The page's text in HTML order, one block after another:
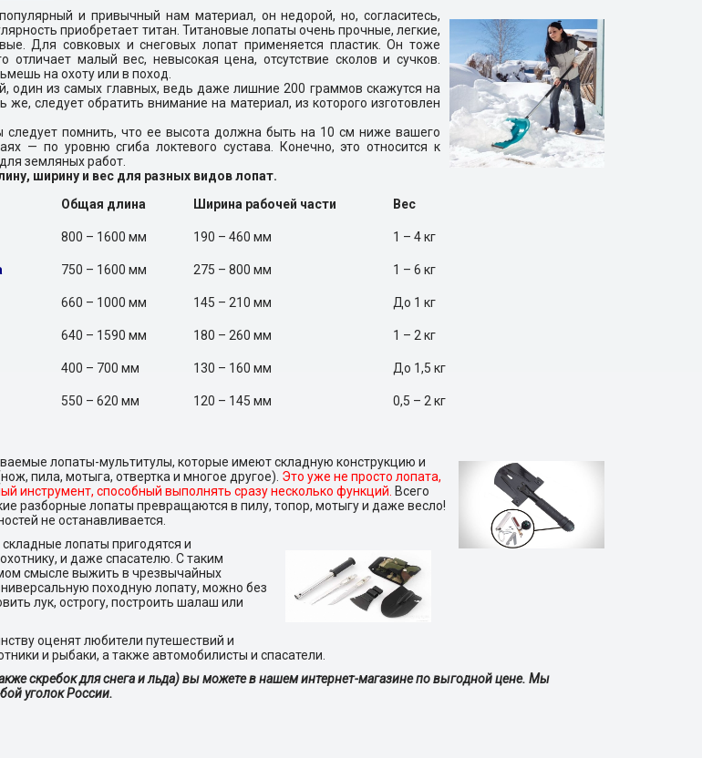
и привычный нам материал, он недорой, но, согласитесь,
приобретает титан. Титановые лопаты очень прочные, легкие,
Для совковых и снеговых лопат применяется пластик. Он тоже
отличает малый вес, невысокая цена, отсутствие сколов и сучков.
на охоту или в поход.
один из самых главных, ведь даже лишние 200 граммов скажутся на
следует обратить внимание на материал, из которого изготовлен
следует помнить, что ее высота должна быть на 10 см ниже вашего
— по уровню сгиба локтевого сустава. Конечно, это относится к
земляных работ.
ширину и вес для разных видов лопат.
Общая длина Ширина рабочей части Вес
800 – 1600 мм 190 – 460 мм 1 – 4 кг
750 – 1600 мм 275 – 800 мм 1 – 6 кг
660 – 1000 мм 145 – 210 мм До 1 кг
640 – 1590 мм 180 – 260 мм 1 – 2 кг
400 – 700 мм 130 – 160 мм До 1,5 кг
550 – 620 мм 120 – 145 мм 0,5 – 2 кг
лопаты-мультитулы, которые имеют складную конструкцию и
пила, мотыга, отвертка и многое другое). Это уже не просто лопата,
инструмент, способный выполнять сразу несколько функций. Всего
разборные лопаты превращаются в пилу, топор, мотыгу и даже весло!
не останавливается.
лопаты пригодятся и
и даже спасателю. С таким
смысле выжить в чрезвычайных
походную лопату, можно без
лук, острогу, построить шалаш или
оценятлюбители путешествий и
и рыбаки, а также автомобилисты и спасатели.
скребок для снега и льда) вы можете в нашем интернет-магазине по выгодной цене. Мы
уголок России.